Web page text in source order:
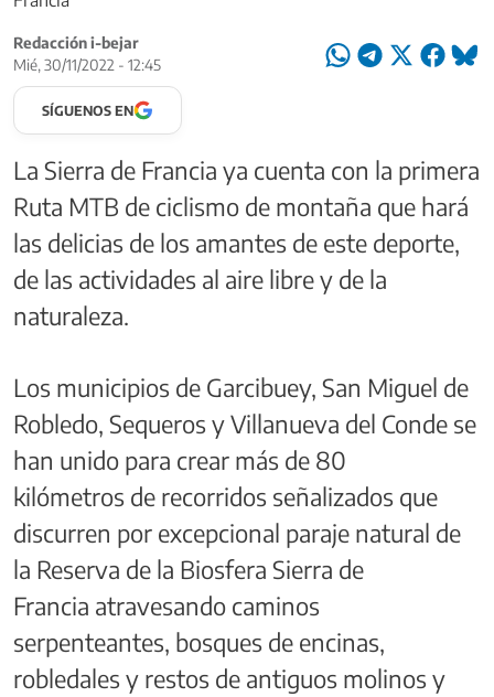
Redacción i-bejar
Mié, 30/11/2022 - 12:45
SÍGUENOS EN
La Sierra de Francia ya cuenta con la primera
Ruta MTB de ciclismo de montaña que hará
las delicias de los amantes de este deporte,
de las actividades al aire libre y de la
naturaleza.
Los municipios de Garcibuey, San Miguel de
Robledo, Sequeros y Villanueva del Conde se
han unido para crear más de 80
kilómetros de recorridos señalizados que
discurren por excepcional paraje natural de
la Reserva de la Biosfera Sierra de
Francia atravesando caminos
serpenteantes, bosques de encinas,
robledales y restos de antiguos molinos y